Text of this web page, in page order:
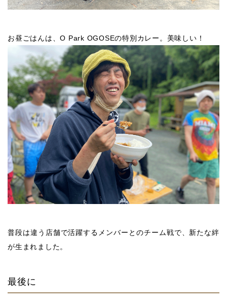
お昼ごはんは、O Park OGOSEの特別カレー。美味しい！
普段は違う店舗で活躍するメンバーとのチーム戦で、新たな絆
が生まれました。
最後に